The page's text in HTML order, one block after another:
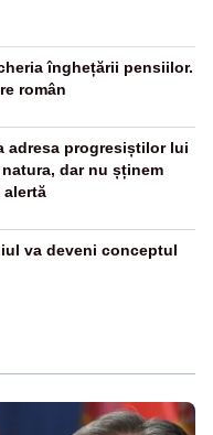
înghețării pensiilor.
român
adresa progresiștilor lui
dar nu șținem
alertă
va deveni conceptul